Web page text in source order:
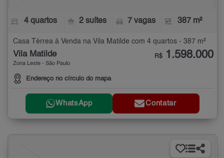
4 quartos 2 suítes 7 vagas 387 m²
Casa Térrea à Venda na Vila Matilde com 4 quartos - 387 m²
Vila Matilde
Zona Leste - São Paulo
Endereço no círculo do mapa
R$ 1.598.000
WhatsApp Contatar